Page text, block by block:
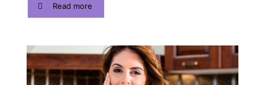
Read more